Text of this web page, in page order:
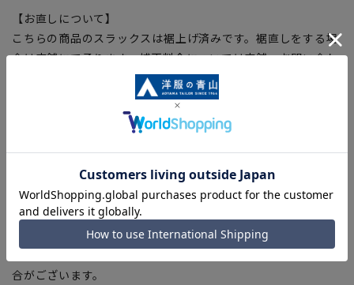
【お直しについて】
こちらの商品のスラックスは裾上げ済みです。裾直しをする場
合は店舗にて承ります。補正料金については店舗へお問い合わ
せください。商品の股下以上の長さの調節は出来ません、予め
【商品に関するご注意】
■商品画像はサンプルのため、色味やサイズ等の仕様に変更が
ある場合がございますので、予めご了承ください。
■ゆとり感には個人差があります。サイズ表を確認の上、ご購
入の目安としてご利用ください。
■ブラウザやお使いのモニター環境、室内外等の撮影時の環境
合がございます。